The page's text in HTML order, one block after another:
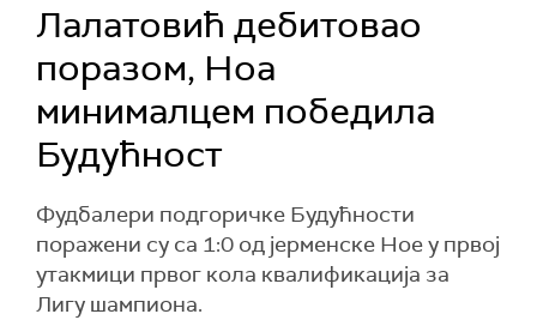
Лалатовић дебитовао
поразом, Ноа
минималцем победила
Будућност
Фудбалери подгоричке Будућности
поражени су са 1:0 од јерменске Ное у првој
утакмици првог кола квалификација за
Лигу шампиона.